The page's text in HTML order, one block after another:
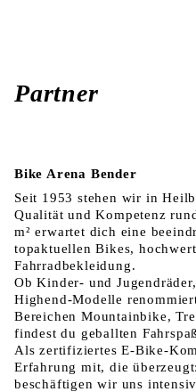
Partner
Bike Arena Bender
Seit 1953 stehen wir in
Qualität und Kompetenz
m² erwartet dich eine
topaktuellen Bikes,
Fahrradbekleidung.
Ob Kinder- und
Highend-Modelle
Bereichen Mountainbike,
findest du geballten
Als zertifiziertes E-Bike-
Erfahrung mit, die
beschäftigen wir uns